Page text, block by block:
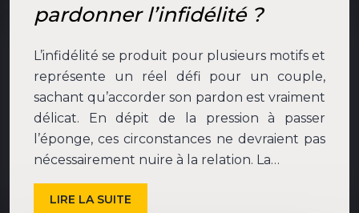
pardonner l’infidélité ?
L’infidélité se produit pour plusieurs motifs et
représente un réel défi pour un couple,
sachant qu’accorder son pardon est vraiment
délicat. En dépit de la pression à passer
l’éponge, ces circonstances ne devraient pas
nécessairement nuire à la relation. La…
LIRE LA SUITE